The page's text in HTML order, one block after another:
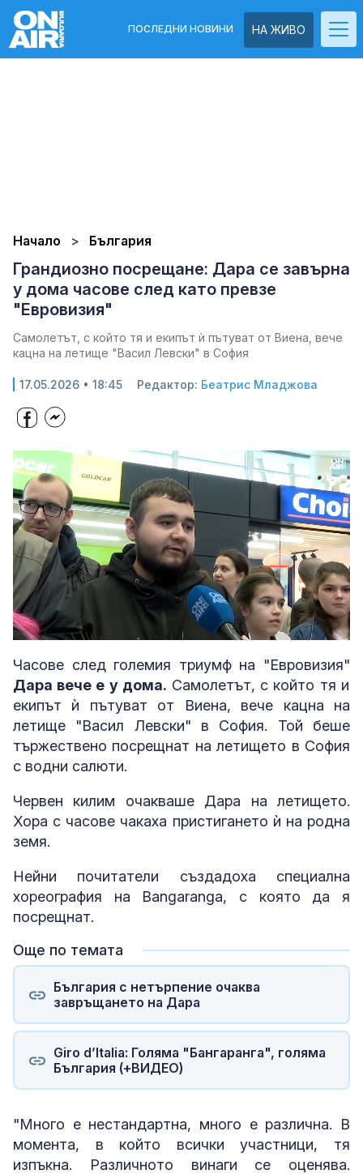
НА ЖИВО
ПОСЛЕДНИ НОВИНИ
Начало България
Грандиозно посрещане: Дара се завърна
у дома часове след като превзе
"Евровизия"
Самолетът, с който тя и екипът ѝ пътуват от Виена, вече
кацна на летище "Васил Левски" в София
17.05.2026 • 18:45 Редактор: Беатрис Младжова
Unmute
57.67%
Часове след големия триумф на "Евровизия"
Дара вече е у дома. Самолетът, с който тя и
екипът ѝ пътуват от Виена, вече кацна на
летище "Васил Левски" в София. Той беше
тържествено посрещнат на летището в София
с водни салюти.
Червен килим очакваше Дара на летището.
Хора с часове чакаха пристигането ѝ на родна
земя.
Нейни почитатели създадоха специална
хореография на Bangaranga, с която да я
посрещнат.
Още по темата
България с нетърпение очаква
завръщането на Дара
Giro d’Italia: Голяма "Бангаранга", голяма
България (+ВИДЕО)
"Много е нестандартна, много е различна. В
момента, в който всички участници, тя
изпъкна. Различното винаги се оценява.